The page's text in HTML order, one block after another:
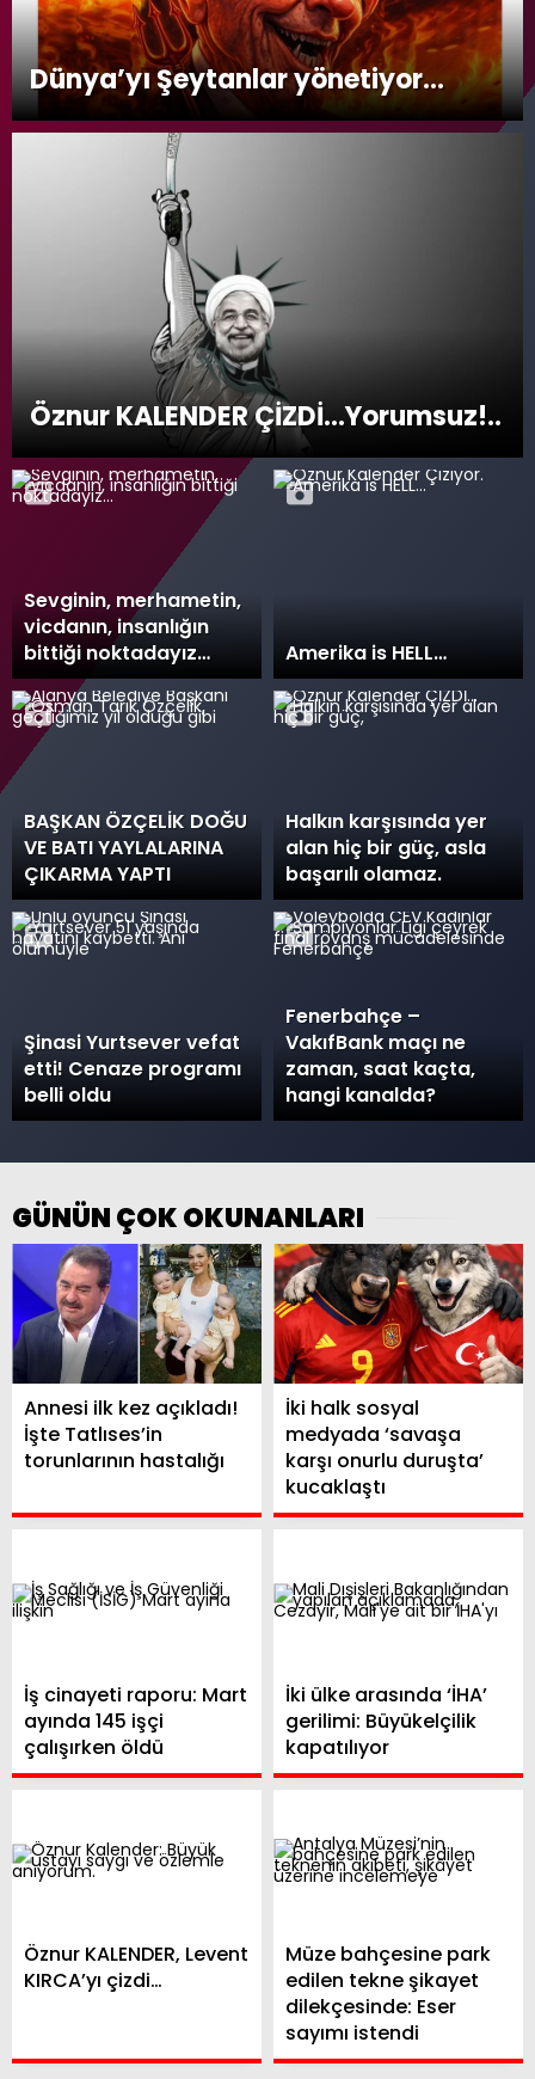
Dünya’yı Şeytanlar yönetiyor…
Öznur KALENDER ÇİZDİ…Yorumsuz!..
Sevginin, merhametin,
vicdanın, insanlığın
bittiği noktadayız…
Amerika is HELL…
BAŞKAN ÖZÇELİK DOĞU
VE BATI YAYLALARINA
ÇIKARMA YAPTI
Halkın karşısında yer
alan hiç bir güç, asla
başarılı olamaz.
Şinasi Yurtsever vefat
etti! Cenaze programı
belli oldu
Fenerbahçe –
VakıfBank maçı ne
zaman, saat kaçta,
hangi kanalda?
GÜNÜN ÇOK OKUNANLARI
Annesi ilk kez açıkladı!
İşte Tatlıses’in
torunlarının hastalığı
İki halk sosyal
medyada ‘savaşa
karşı onurlu duruşta’
kucaklaştı
İş cinayeti raporu: Mart
ayında 145 işçi
çalışırken öldü
İki ülke arasında ‘İHA’
gerilimi: Büyükelçilik
kapatılıyor
Öznur KALENDER, Levent
KIRCA’yı çizdi…
Müze bahçesine park
edilen tekne şikayet
dilekçesinde: Eser
sayımı istendi